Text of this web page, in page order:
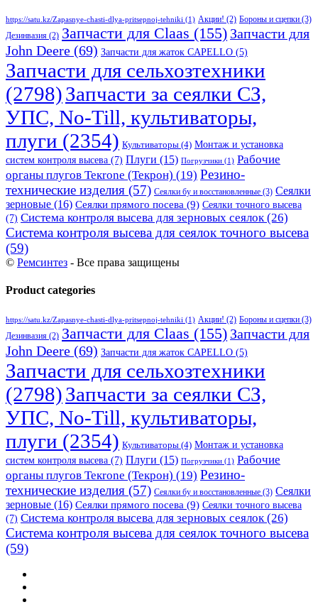
https://satu.kz/Zapasnye-chasti-dlya-pritsepnoj-tehniki (1) Акции! (2) Бороны и сцепки (3)
Дезинвазия (2) Запчасти для Claas (155) Запчасти для
John Deere (69) Запчасти для жаток CAPELLO (5)
Запчасти для сельхозтехники
(2798)Запчасти за сеялки СЗ,
УПС, No-Till, культиваторы,
плуги (2354) Культиваторы (4) Монтаж и установка
систем контроля высева (7) Плуги (15) Погрузчики (1) Рабочие
органы плугов Текrоne (Текрон) (19) Резино-
технические изделия (57) Сеялки бу и восстановленные (3) Сеялки
зерновые (16) Сеялки прямого посева (9) Сеялки точного высева
(7) Система контроля высева для зерновых сеялок(26)
Система контроля высева для сеялок точного высева
(59)
© Ремсинтез - Все права защищены
Product categories
https://satu.kz/Zapasnye-chasti-dlya-pritsepnoj-tehniki (1) Акции! (2) Бороны и сцепки (3)
Дезинвазия (2) Запчасти для Claas (155) Запчасти для
John Deere (69) Запчасти для жаток CAPELLO (5)
Запчасти для сельхозтехники
(2798)Запчасти за сеялки СЗ,
УПС, No-Till, культиваторы,
плуги (2354) Культиваторы (4) Монтаж и установка
систем контроля высева (7) Плуги (15) Погрузчики (1) Рабочие
органы плугов Текrоne (Текрон) (19) Резино-
технические изделия (57) Сеялки бу и восстановленные (3) Сеялки
зерновые (16) Сеялки прямого посева (9) Сеялки точного высева
(7) Система контроля высева для зерновых сеялок (26)
Система контроля высева для сеялок точного высева
(59)